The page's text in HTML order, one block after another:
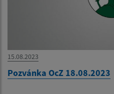
15.08.2023
Pozvánka OcZ 18.08.2023